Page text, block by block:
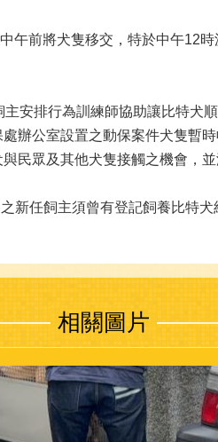
前將犬隻移交，特於中午12
排行為訓練師協助讓比特犬
辦公室設置之動保案件犬隻暫
民眾及其他犬隻接觸之機會，並
任飼主須曾有登記飼養比特犬
相關圖片